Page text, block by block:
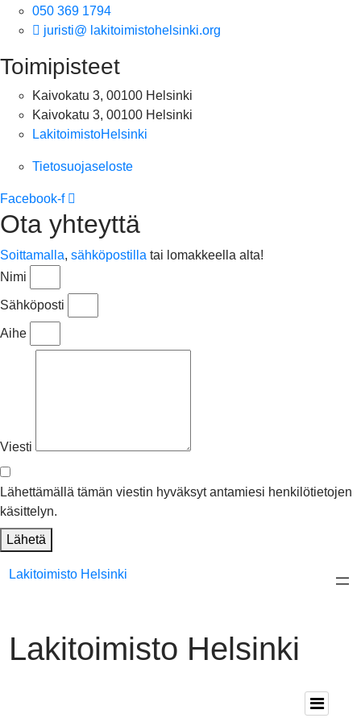
050 369 1794
juristi@ lakitoimistohelsinki.org
Toimipisteet
Kaivokatu 3, 00100 Helsinki
Kaivokatu 3, 00100 Helsinki
LakitoimistoHelsinki
Tietosuojaseloste
Facebook-f
Ota yhteyttä
Soittamalla, sähköpostilla tai lomakkeella alta!
Nimi
Sähköposti
Aihe
Viesti
Lähettämällä tämän viestin hyväksyt antamiesi henkilötietojen
käsittelyn.
Lähetä
sisältöön
Lakitoimisto Helsinki
Lakitoimisto Helsinki